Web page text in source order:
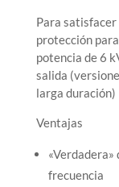
Para
protección
potencia de 6
salida
larga duración)
Ventajas
frecuencia